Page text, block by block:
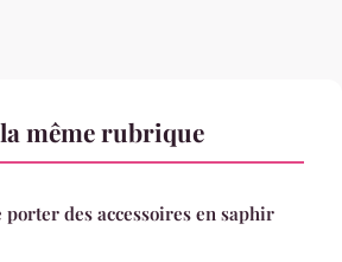
même rubrique
porter des accessoires en saphir